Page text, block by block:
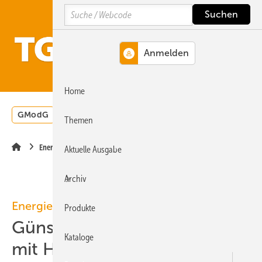
Hauptinhalt
Hauptmenü
SiteSearch
GModG Wärmepumpe
Energietechnik
Energiewende
Günstiger Wasserstoff nur
mit Heizungswärmepumpen
Search
Home
Themen
Aktuelle Ausgabe
Archiv
Produkte
Kataloge